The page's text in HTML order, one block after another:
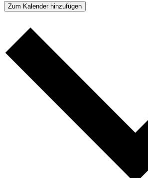
Zum Kalender hinzufügen